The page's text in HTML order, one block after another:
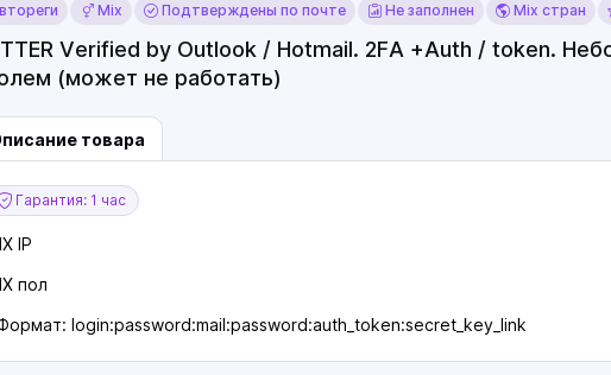
Mix Подтверждены по почте Не заполнен Mix стран
Verified by Outlook / Hotmail. 2FA +Auth / token.
(может не работать)
товара
Гарантия: 1 час
IP
пол
login:password:mail:password:auth_token:secret_key_link